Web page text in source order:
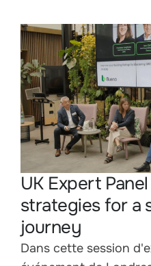
UK Expert
strategies for a
journey
Dans cette session